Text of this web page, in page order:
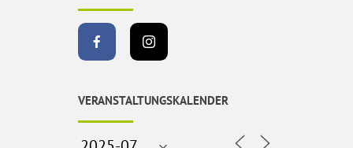
VERANSTALTUNGSKALENDER